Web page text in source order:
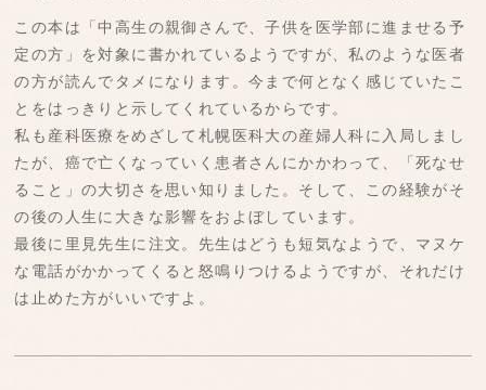
この本は「中高生の親御さんで、子供を医学部に進ませる予
定の方」を対象に書かれているようですが、私のような医者
の方が読んでタメになります。今まで何となく感じていたこ
とをはっきりと示してくれているからです。
私も産科医療をめざして札幌医科大の産婦人科に入局しまし
たが、癌で亡くなっていく患者さんにかかわって、「死なせ
ること」の大切さを思い知りました。そして、この経験がそ
の後の人生に大きな影響をおよぼしています。
最後に里見先生に注文。先生はどうも短気なようで、マヌケ
な電話がかかってくると怒鳴りつけるようですが、それだけ
は止めた方がいいですよ。